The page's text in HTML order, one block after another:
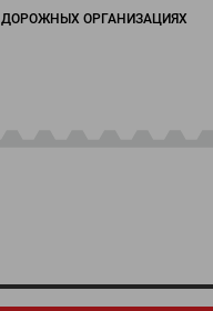
ДОРОЖНЫХ ОРГАНИЗАЦИЯХ